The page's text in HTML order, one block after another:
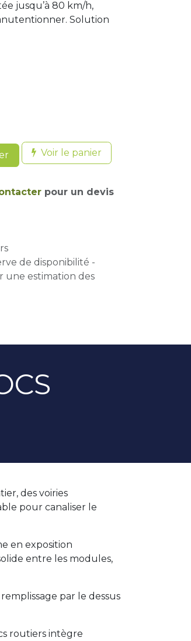
jusqu’à 80 km/h,
Solution
Voir le panier
pour un devis
de disponibilité -
une estimation des
des voiries
pour canaliser le
en exposition
entre les modules,
par le dessus
routiers intègre